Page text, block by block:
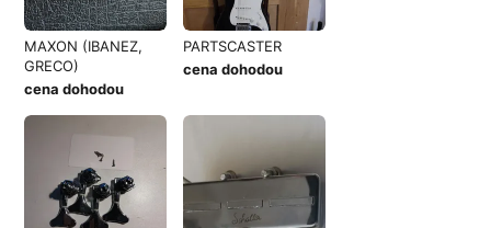
MAXON (IBANEZ,
GRECO)
cena dohodou
PARTSCASTER
cena dohodou